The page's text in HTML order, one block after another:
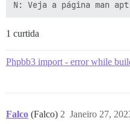
1 curtida
Phpbb3 import - error while
Falco (Falco) Janeiro 27,
2